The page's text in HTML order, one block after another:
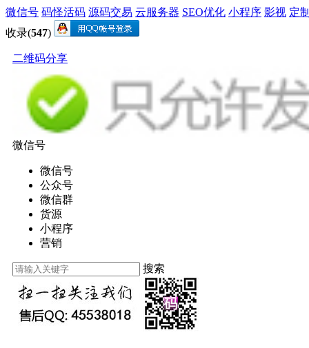
微信号 码怪活码 源码交易 云服务器 SEO优化 小程序 影视 定
收录(547)
二维码分享
微信号
微信号
公众号
微信群
货源
小程序
营销
搜索